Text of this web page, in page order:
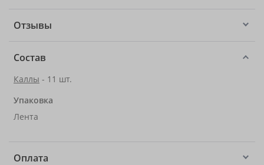
Отзывы
Состав
Каллы - 11 шт.
Упаковка
Лента
Оплата